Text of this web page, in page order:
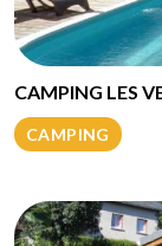
CAMPING LES
CAMPING